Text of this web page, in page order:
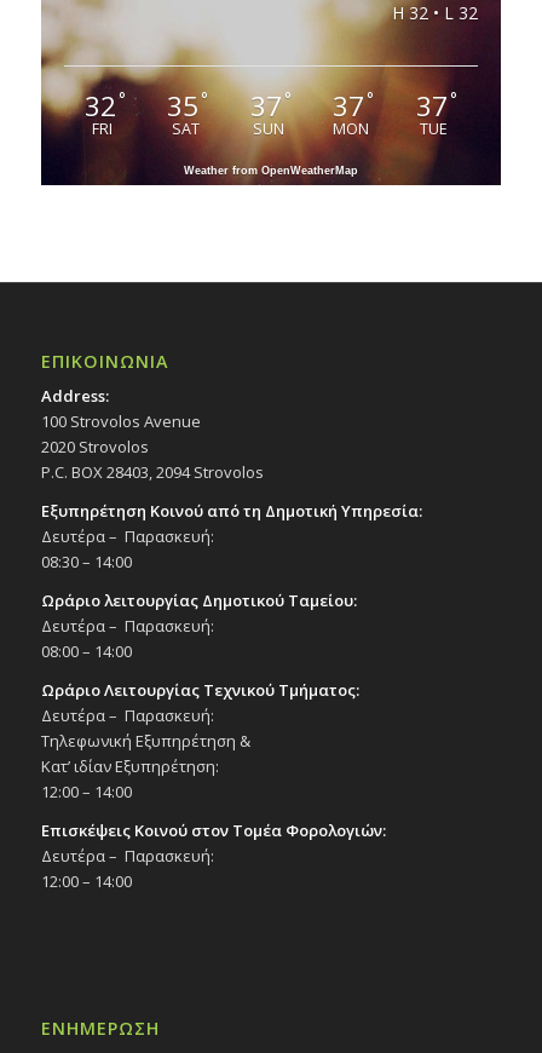
H 32 • L 32
32°
FRI
35°
SAT
37°
SUN
37°
MON
37°
TUE
Weather from OpenWeatherMap
ΕΠΙΚΟΙΝΩΝΙΑ
Address:
100 Strovolos Avenue
2020 Strovolos
P.C. BOX 28403, 2094 Strovolos
Εξυπηρέτηση Κοινού από τη Δημοτική Υπηρεσία:
Δευτέρα – Παρασκευή:
08:30 – 14:00
Ωράριο λειτουργίας Δημοτικού Ταμείου:
Δευτέρα – Παρασκευή:
08:00 – 14:00
Ωράριο Λειτουργίας Τεχνικού Τμήματος:
Δευτέρα – Παρασκευή:
Τηλεφωνική Εξυπηρέτηση &
Κατ’ ιδίαν Εξυπηρέτηση:
12:00 – 14:00
Επισκέψεις Κοινού στον Τομέα Φορολογιών:
Δευτέρα – Παρασκευή:
12:00 – 14:00
ΕΝΗΜΕΡΩΣΗ